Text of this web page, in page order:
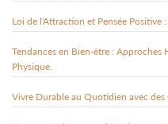
Loi de l'Attraction et Pensée Positive
Tendances en Bien-être :
Physique.
Vivre Durable au Quotidien avec des